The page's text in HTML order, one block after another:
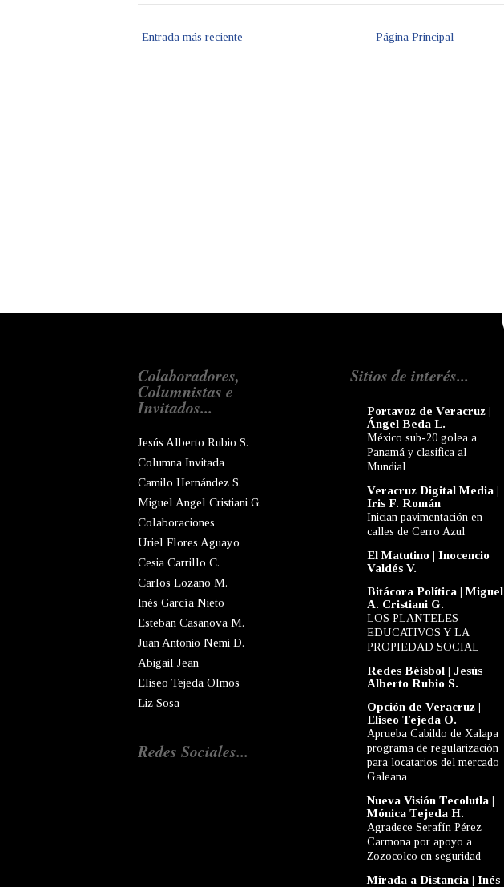
Entrada más reciente Página Principal
Colaboradores,
Columnistas e
Invitados...
Jesús Alberto Rubio S.
Columna Invitada
Camilo Hernández S.
Miguel Angel Cristiani G.
Colaboraciones
Uriel Flores Aguayo
Cesia Carrillo C.
Carlos Lozano M.
Inés García Nieto
Esteban Casanova M.
Juan Antonio Nemi D.
Abigail Jean
Eliseo Tejeda Olmos
Liz Sosa
Redes Sociales...
Sitios de interés...
Portavoz de Veracruz |
Ángel Beda L.
México sub-20 golea a
Panamá y clasifica al
Mundial
Veracruz Digital Media |
Iris F. Román
Inician pavimentación en
calles de Cerro Azul
El Matutino | Inocencio
Valdés V.
Bitácora Política | Miguel
A. Cristiani G.
LOS PLANTELES
EDUCATIVOS Y LA
PROPIEDAD SOCIAL
Redes Béisbol | Jesús
Alberto Rubio S.
Opción de Veracruz |
Eliseo Tejeda O.
Aprueba Cabildo de Xalapa
programa de regularización
para locatarios del mercado
Galeana
Nueva Visión Tecolutla |
Mónica Tejeda H.
Agradece Serafín Pérez
Carmona por apoyo a
Zozocolco en seguridad
Mirada a Distancia | Inés